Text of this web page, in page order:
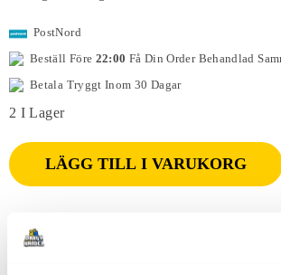
PostNord
Beställ Före 22:00 Få Din Order Behandlad
Betala Tryggt Inom 30 Dagar
2 I Lager
LÄGG TILL I VARUKORG